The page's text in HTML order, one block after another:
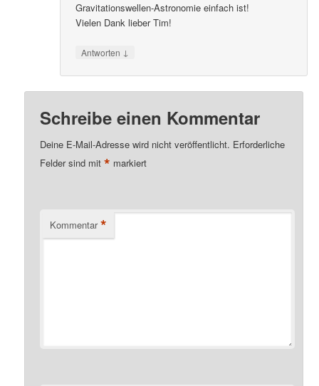
Gravitationswellen-Astronomie einfach ist!
Vielen Dank lieber Tim!
Antworten ↓
Schreibe einen Kommentar
Deine E-Mail-Adresse wird nicht veröffentlicht. Erforderliche
Felder sind mit* markiert
Kommentar *